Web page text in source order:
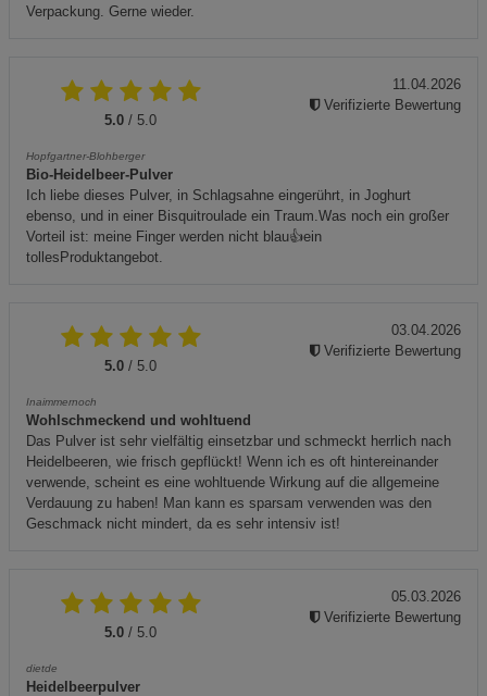
Verpackung. Gerne wieder.
5.0 / 5.0
Hopfgartner-Blohberger
Bio-Heidelbeer-Pulver
Ich liebe dieses Pulver, in Schlagsahne eingerührt, in Joghurt
ebenso, und in einer Bisquitroulade ein Traum.Was noch ein großer
Vorteil ist: meine Finger werden nicht blau👍ein
tollesProduktangebot.
11.04.2026
Verifizierte Bewertung
5.0 / 5.0
Inaimmernoch
Wohlschmeckend und wohltuend
Das Pulver ist sehr vielfältig einsetzbar und schmeckt herrlich nach
Heidelbeeren, wie frisch gepflückt! Wenn ich es oft hintereinander
verwende, scheint es eine wohltuende Wirkung auf die allgemeine
Verdauung zu haben! Man kann es sparsam verwenden was den
Geschmack nicht mindert, da es sehr intensiv ist!
03.04.2026
Verifizierte Bewertung
5.0 / 5.0
dietde
Heidelbeerpulver
05.03.2026
Verifizierte Bewertung